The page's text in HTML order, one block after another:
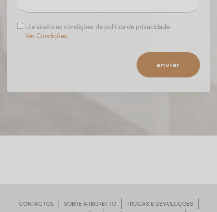
Li e aceito as condições de política de privacidade.
Ver Condições.
enviar
CONTACTOS SOBRE ARBORETTO
TROCAS E DEVOLUÇÕES